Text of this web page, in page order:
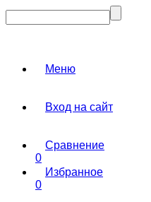
Меню
Вход на сайт
Сравнение
0
Избранное
0